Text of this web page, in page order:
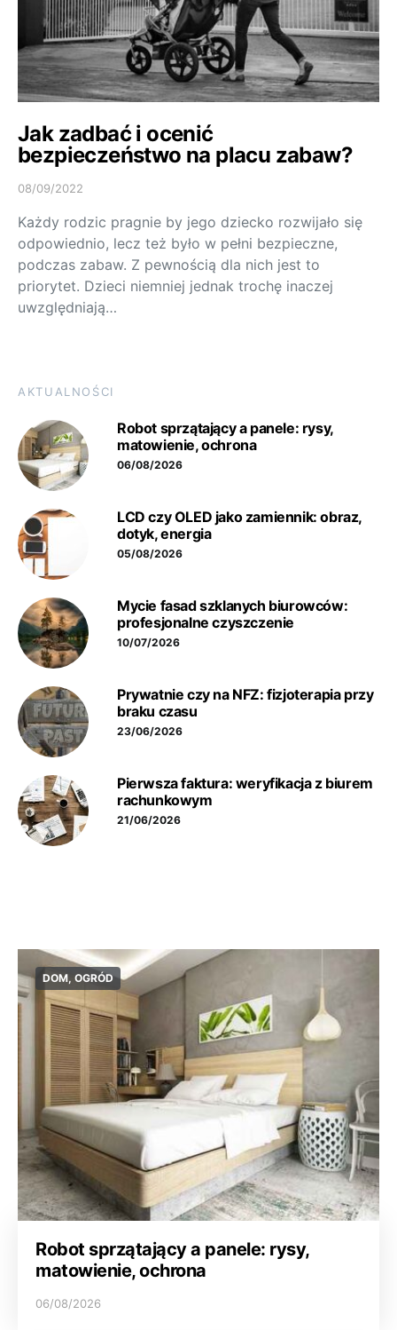
Jak zadbać i ocenić
bezpieczeństwo na placu zabaw?
08/09/2022
Każdy rodzic pragnie by jego dziecko rozwijało się
odpowiednio, lecz też było w pełni bezpieczne,
podczas zabaw. Z pewnością dla nich jest to
priorytet. Dzieci niemniej jednak trochę inaczej
uwzględniają…
AKTUALNOŚCI
Robot sprzątający a panele: rysy,
matowienie, ochrona
06/08/2026
LCD czy OLED jako zamiennik: obraz,
dotyk, energia
05/08/2026
Mycie fasad szklanych biurowców:
profesjonalne czyszczenie
10/07/2026
Prywatnie czy na NFZ: fizjoterapia przy
braku czasu
23/06/2026
Pierwsza faktura: weryfikacja z biurem
rachunkowym
21/06/2026
DOM, OGRÓD
Robot sprzątający a panele: rysy,
matowienie, ochrona
06/08/2026